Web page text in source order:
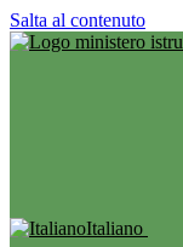
Salta al contenuto
Italiano